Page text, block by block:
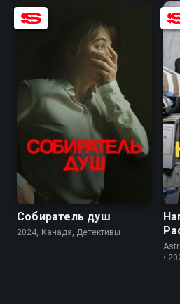
6.5
Собиратель душ
2024, Канада, Детективы
•